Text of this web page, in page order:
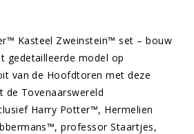
Kasteel Zweinstein™ set – bouw
gedetailleerde model op
van de Hoofdtoren met deze
de Tovenaarswereld
Harry Potter™, Hermelien
professor Staartjes,